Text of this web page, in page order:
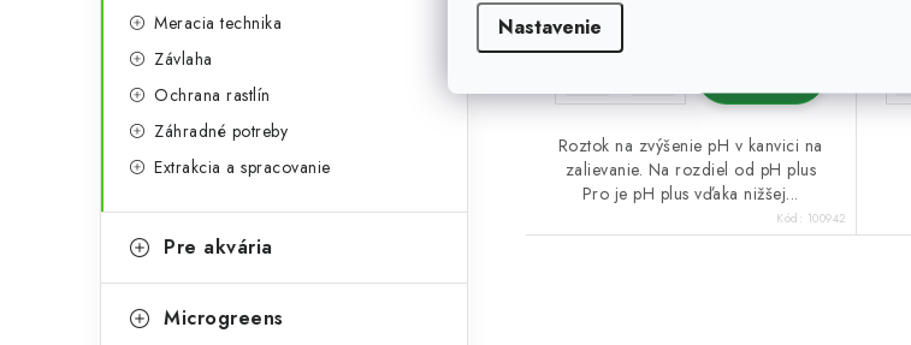
Nastavenie
Meracia technika
Závlaha
Ochrana rastlín
Záhradné potreby
Extrakcia a spracovanie
Pre akvária
Microgreens
Roztok na zvýšenie pH v kanvici na
zalievanie. Na rozdiel od pH plus
Pro je pH plus vďaka nižšej...
Kód: 100942